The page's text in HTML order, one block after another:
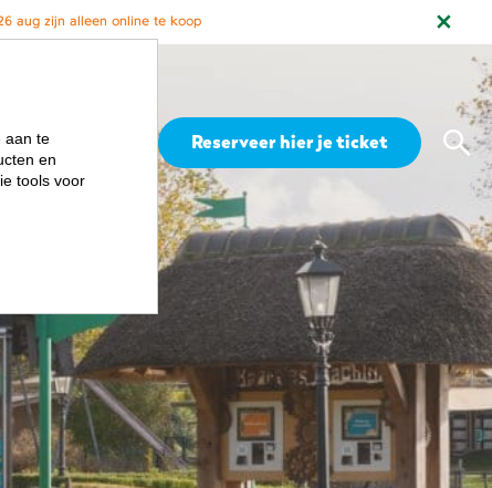
aug zijn alleen online te koop
Reserveer hier je ticket
aan te
en
tools voor